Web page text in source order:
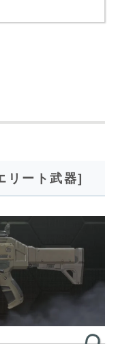
リート武器]